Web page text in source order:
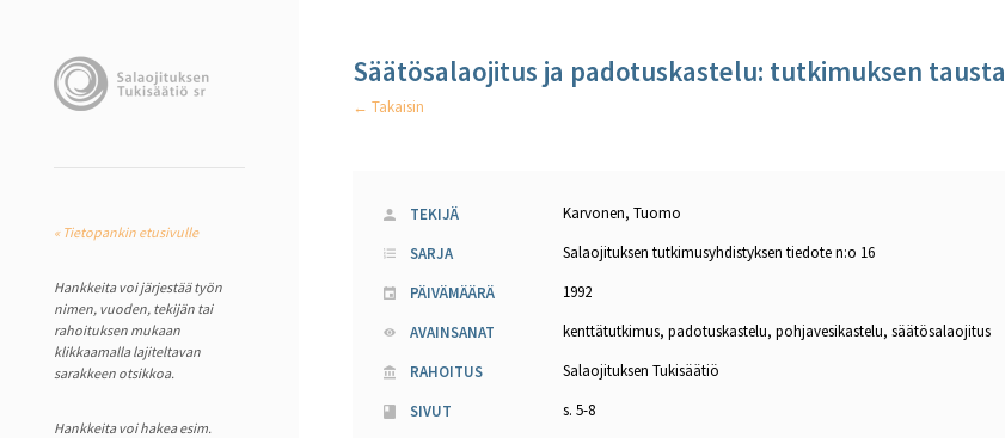
« Tietopankin etusivulle
Hankkeita voi järjestää työn
nimen, vuoden, tekijän tai
rahoituksen mukaan
klikkaamalla lajiteltavan
sarakkeen otsikkoa.
Hankkeita voi hakea esim.
Säätösalaojitus ja padotuskastelu: tutkimuksen tausta
← Takaisin
TEKIJÄ
Karvonen, Tuomo
SARJA
Salaojituksen tutkimusyhdistyksen tiedote n:o 16
PÄIVÄMÄÄRÄ
1992
AVAINSANAT
kenttätutkimus, padotuskastelu, pohjavesikastelu, säätösalaojitus
RAHOITUS
Salaojituksen Tukisäätiö
SIVUT
s. 5-8